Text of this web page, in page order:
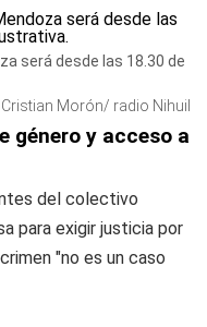
será desde las 18.30 de
Morón/ radio Nihuil
género y acceso a
del colectivo
para exigir justicia por
"no es un caso